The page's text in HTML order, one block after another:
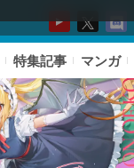
特集記事 マンガ